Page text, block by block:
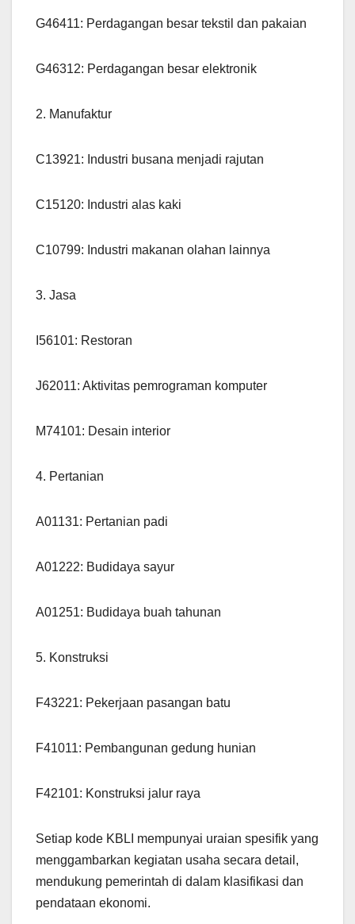
G46411: Perdagangan besar tekstil dan pakaian
G46312: Perdagangan besar elektronik
2. Manufaktur
C13921: Industri busana menjadi rajutan
C15120: Industri alas kaki
C10799: Industri makanan olahan lainnya
3. Jasa
I56101: Restoran
J62011: Aktivitas pemrograman komputer
M74101: Desain interior
4. Pertanian
A01131: Pertanian padi
A01222: Budidaya sayur
A01251: Budidaya buah tahunan
5. Konstruksi
F43221: Pekerjaan pasangan batu
F41011: Pembangunan gedung hunian
F42101: Konstruksi jalur raya
Setiap kode KBLI mempunyai uraian spesifik yang
menggambarkan kegiatan usaha secara detail,
mendukung pemerintah di dalam klasifikasi dan
pendataan ekonomi.